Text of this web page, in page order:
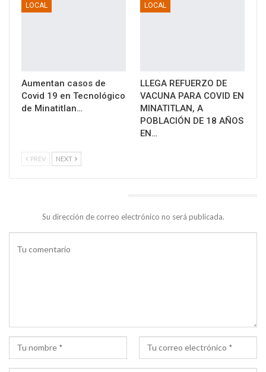
LOCAL
Aumentan casos de
Covid 19 en Tecnológico
de Minatitlan…
LOCAL
LLEGA REFUERZO DE
VACUNA PARA COVID EN
MINATITLAN, A
POBLACIÓN DE 18 AÑOS
EN…
PREV NEXT
Su dirección de correo electrónico no será publicada.